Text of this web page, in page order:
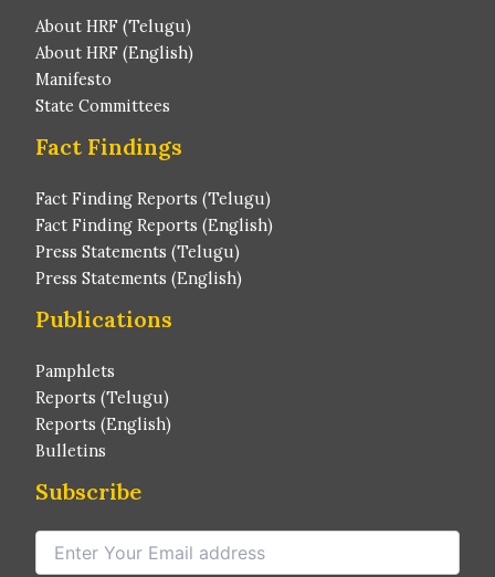
About HRF (Telugu)
About HRF (English)
Manifesto
State Committees
Fact Findings
Fact Finding Reports (Telugu)
Fact Finding Reports (English)
Press Statements (Telugu)
Press Statements (English)
Publications
Pamphlets
Reports (Telugu)
Reports (English)
Bulletins
Subscribe